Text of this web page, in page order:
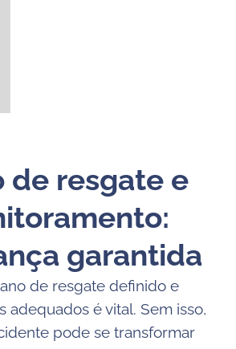
de resgate e
garantida
de resgate definido e
adequados é vital. Sem isso,
pode se transformar